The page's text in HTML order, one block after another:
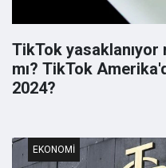
TikTok
mı? TikTok
2024?
EKONOMI